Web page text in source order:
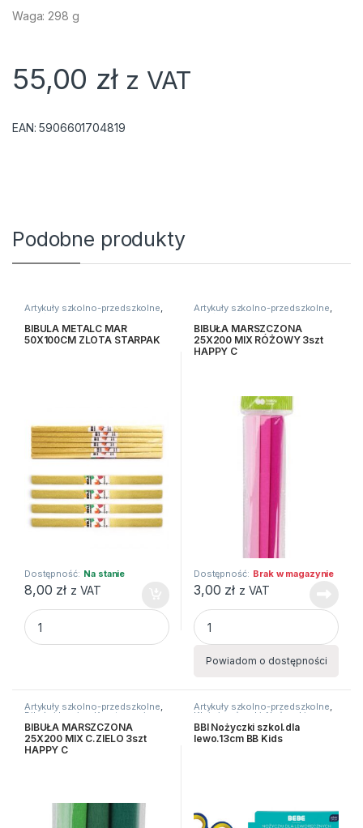
Waga: 298 g
55,00 zł z VAT
EAN:5906601704819
Podobne produkty
Artykuły szkolno-przedszkolne,
plastyczne
BIBULA METALC MAR
50X100CM ZLOTA STARPAK
Dostępność: Na stanie
8,00 zł z VAT
BIBULA METALC MAR 50X100CM ZLOTA STARPAK quantity
Artykuły szkolno-przedszkolne,
plastyczne
BIBUŁA MARSZCZONA
25X200 MIX RÓŻOWY 3szt
HAPPY C
Dostępność: Brak w magazynie
3,00 zł z VAT
BIBUŁA MARSZCZONA
Powiadom o dostępności
Artykuły szkolno-przedszkolne,
Bibuły i krepiny Kreatywne i
plastyczne
BIBUŁA MARSZCZONA
25X200 MIX C.ZIELO 3szt
HAPPY C
Artykuły szkolno-przedszkolne,
Kleje i nożyczki Nożyczki
BBI Nożyczki szkol.dla
lewo.13cm BB Kids